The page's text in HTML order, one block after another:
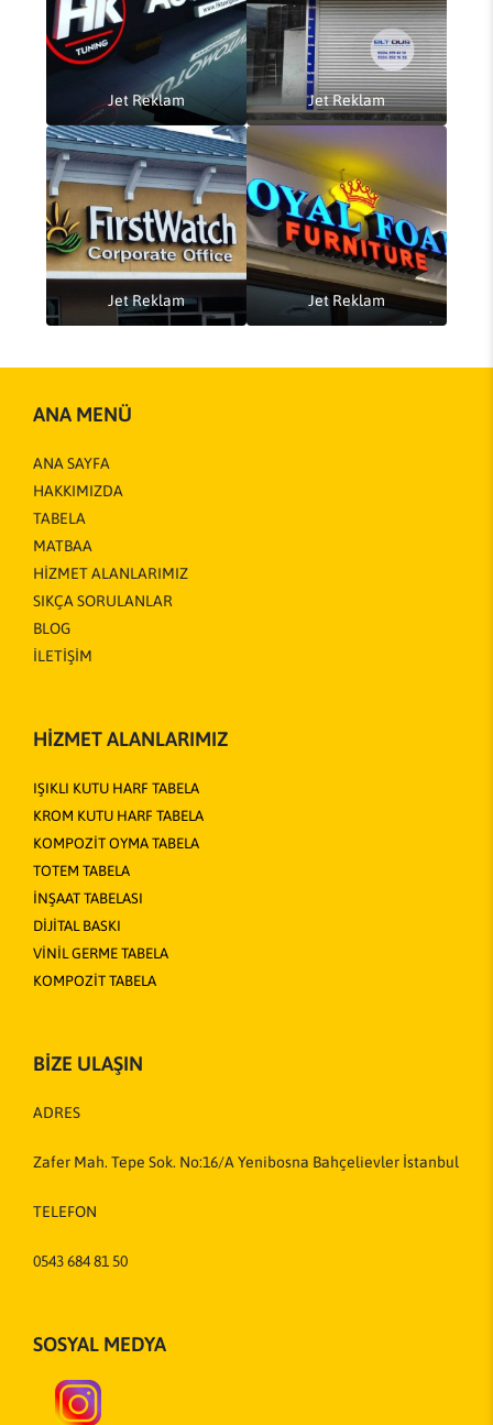
Jet Reklam Jet Reklam
Jet Reklam Jet Reklam
ANA MENÜ
ANA SAYFA
HAKKIMIZDA
TABELA
MATBAA
HİZMET ALANLARIMIZ
SIKÇA SORULANLAR
BLOG
İLETİŞİM
HİZMET ALANLARIMIZ
IŞIKLI KUTU HARF TABELA
KROM KUTU HARF TABELA
KOMPOZİT OYMA TABELA
TOTEM TABELA
İNŞAAT TABELASI
DİJİTAL BASKI
VİNİL GERME TABELA
KOMPOZİT TABELA
BİZE ULAŞIN
ADRES
Zafer Mah. Tepe Sok. No:16/A Yenibosna Bahçelievler İstanbul
TELEFON
0543 684 81 50
SOSYAL MEDYA